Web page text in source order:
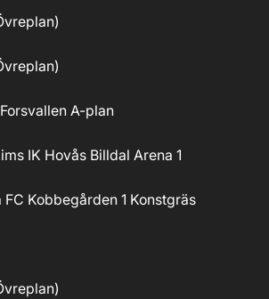
Forsvallen A-plan
IK Hovås Billdal Arena 1
FC Kobbegården 1 Konstgräs